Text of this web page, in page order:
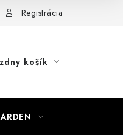
Registrácia
košík